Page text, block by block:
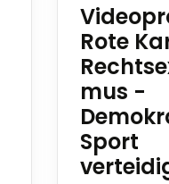
Rote
mus -
Sport